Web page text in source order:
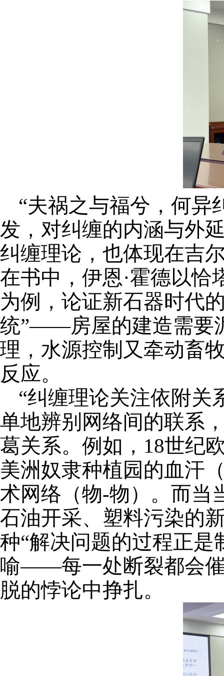
“夫祸之与福兮，何异
发，对纠缠的内涵与外
纠缠理论，也体现在吉
在书中， 伊恩·霍德以恰
为例，论证新石器时代
统”——房屋的建造需要
理，水源控制又牵动畜
反应。
“纠缠理论关注依附关
单地辨别网络间的联系
葛关系。 例如， 18世纪
美洲奴隶种植园的血汗
术网络（物-物）。而当
石油开采、塑料污染的
种“解决问题的过程正
喻——每一处断裂都会催
脱的悖论中挣扎。